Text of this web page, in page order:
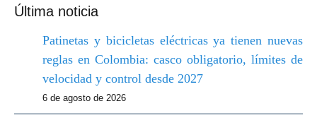
Última noticia
Patinetas y bicicletas eléctricas ya tienen nuevas
reglas en Colombia: casco obligatorio, límites de
velocidad y control desde 2027
6 de agosto de 2026